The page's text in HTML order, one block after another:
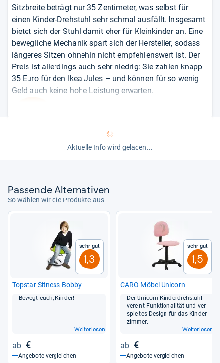
Sitzbreite beträgt nur 35 Zentimeter, was selbst für
einen Kinder-Drehstuhl sehr schmal ausfällt. Insgesamt
bietet sich der Stuhl damit eher für Kleinkinder an. Eine
bewegliche Mechanik spart sich der Hersteller, sodass
längeres Sitzen ohnehin nicht empfehlenswert ist. Der
Preis ist allerdings auch sehr niedrig: Sie zahlen knapp
35 Euro für den Ikea Jules – und können für so wenig
Geld auch keine hohe Leistung erwarten.
Aktuelle Info wird geladen...
Pas­sende Alter­na­ti­ven
So wählen wir die Produkte aus
Sehr gut
1,3
Top­star Sit­ness Bobby
Bewegt euch, Kin­der!
Weiterlesen
€
Angebote vergleichen
Sehr gut
1,5
CARO-​Möbel Uni­corn
Der Uni­corn Kin­der­dreh­stuhl
ver­eint Funk­tio­na­li­tät und ver­
spiel­tes Design für das Kin­der­
zim­mer.
Weiterlesen
€
Angebote vergleichen